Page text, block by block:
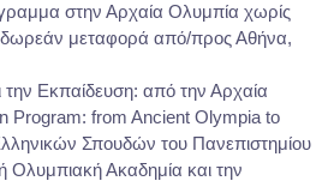
στην Αρχαία Ολυμπία χωρίς
δωρεάν μεταφορά από/προς Αθήνα,
Εκπαίδευση: από την Αρχαία
Program: from Ancient Olympia to
Σπουδών του Πανεπιστημίου
Ολυμπιακή Ακαδημία και την